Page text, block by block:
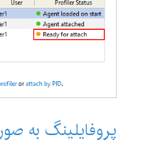
پروفایلینگ به